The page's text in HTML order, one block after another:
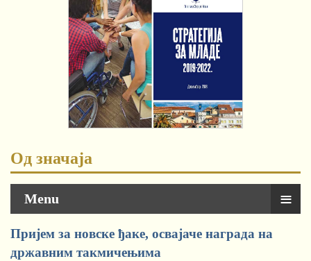
Од значаја
Menu ≡
Пријем за новске ђаке, освајаче награда на
државним такмичењима